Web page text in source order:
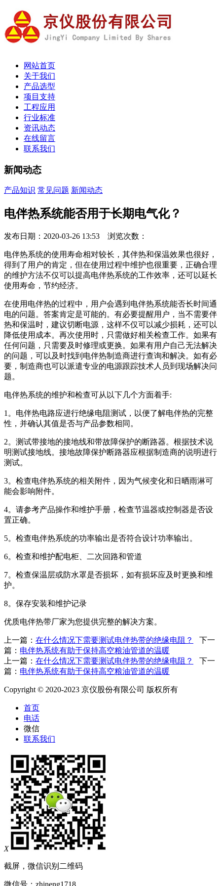
网站首页
关于我们
产品选型
项目支持
工程应用
行业标准
资讯动态
在线留言
联系我们
新闻动态
产品知识 常见问题 新闻动态
电伴热系统能否用于长期电气化？
发布日期：2020-03-26 13:53 浏览次数：
电伴热系统的使用寿命相对较长，其伴热和保温效果也很好，
得到了用户的肯定，但在使用过程中维护也很重要，正确合理
的维护方法不仅可以提高电伴热系统的工作效率，还可以延长
使用寿命，节约经济。
在使用电伴热的过程中，用户会遇到电伴热系统能否长时间通
电的问题。答案肯定是可能的。有必要提醒用户，当不需要伴
热和保温时，建议切断电源，这样不仅可以减少损耗，还可以
降低使用成本。再次使用时，只需做好相关检查工作。如果有
任何问题，只需要及时修理或更换。如果有用户自己无法解决
的问题，可以及时找到电伴热制造商进行查询和解决。如有必
要，制造商也可以派遣专业的电源跟踪技术人员到现场解决问
题。
电伴热系统的维护和检查可从以下几个方面着手:
1。电伴热电路应进行绝缘电阻测试，以便了解电伴热的完整
性，并确认其值是否与产品参数相同。
2。测试带接地的接地线和带故障保护的断路器。根据技术说
明测试接地线。接地故障保护断路器应根据制造商的说明进行
测试。
3。检查电伴热系统的相关附件，因为气候变化和日晒雨淋可
能会影响附件。
4。请参考产品操作和维护手册，检查节温器或控制器是否设
置正确。
5。检查电伴热系统的功率输出是否符合设计功率输出。
6。检查和维护配电柜、二次回路和管道
7。检查保温层或防水罩是否损坏，如有损坏应及时更换和维
护。
8。保存安装和维护记录
优质电伴热带厂家为您提供完整的解决方案。
上一篇： 在什么情况下需要测试电伴热带的绝缘电阻？
下一
篇： 电伴热系统有助于保持高空粮油管道的温暖
上一篇： 在什么情况下需要测试电伴热带的绝缘电阻？
下一
篇： 电伴热系统有助于保持高空粮油管道的温暖
Copyright © 2020-2023 京仪股份有限公司 版权所有
首页
电话
微信
联系我们
X
截屏，微信识别二维码